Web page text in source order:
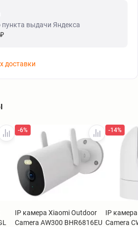
выдачи Яндекса
доставки
-6%
IP камера Xiaomi Outdoor
Camera AW300 BHR6816EU
-14%
IP
Camera